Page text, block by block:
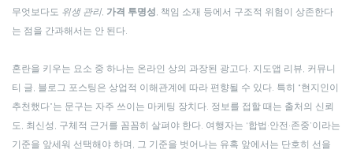
무엇보다도 위생 관리, 가격 투명성, 책임 소재 등에서 구조적 위험이 상존한다
는 점을 간과해서는 안 된다.
혼란을 키우는 요소 중 하나는 온라인 상의 과장된 광고다. 지도앱 리뷰, 커뮤니
티 글, 블로그 포스팅은 상업적 이해관계에 따라 편향될 수 있다. 특히 “현지인이
추천했다”는 문구는 자주 쓰이는 마케팅 장치다. 정보를 접할 때는 출처의 신뢰
도, 최신성, 구체적 근거를 꼼꼼히 살펴야 한다. 여행자는 ‘합법·안전·존중’이라는
기준을 앞세워 선택해야 하며, 그 기준을 벗어나는 유혹 앞에서는 단호히 선을